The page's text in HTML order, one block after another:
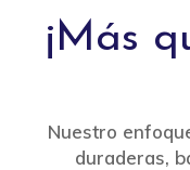
¡Más
Nuestro
duraderas,